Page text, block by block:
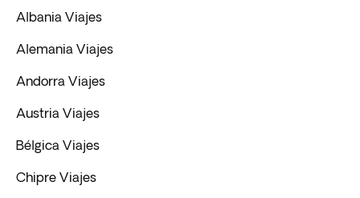
Albania Viajes
Alemania Viajes
Andorra Viajes
Austria Viajes
Bélgica Viajes
Chipre Viajes